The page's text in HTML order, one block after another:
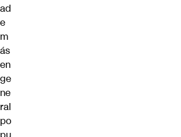
ad
e
m
ás
en
ge
ne
ral
po